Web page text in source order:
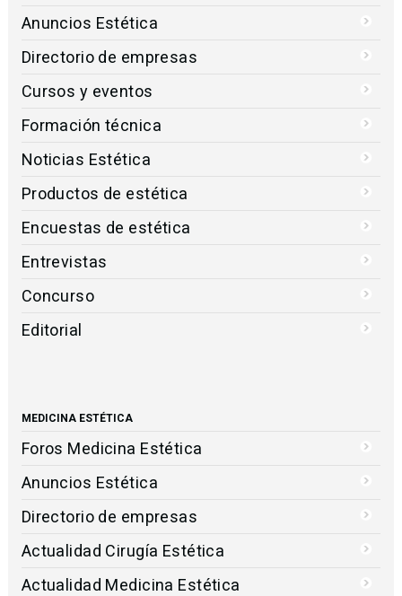
Anuncios Estética
Directorio de empresas
Cursos y eventos
Formación técnica
Noticias Estética
Productos de estética
Encuestas de estética
Entrevistas
Concurso
Editorial
MEDICINA ESTÉTICA
Foros Medicina Estética
Anuncios Estética
Directorio de empresas
Actualidad Cirugía Estética
Actualidad Medicina Estética